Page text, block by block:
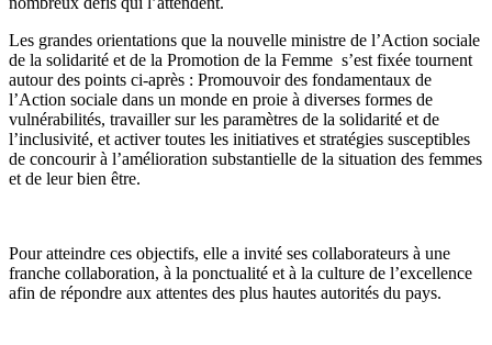
Les grandes orientations que la nouvelle ministre de l’Action sociale
de la solidarité et de la Promotion de la Femme s’est fixée tournent
autour des points ci-après : Promouvoir des fondamentaux de
l’Action sociale dans un monde en proie à diverses formes de
vulnérabilités, travailler sur les paramètres de la solidarité et de
l’inclusivité, et activer toutes les initiatives et stratégies susceptibles
de concourir à l’amélioration substantielle de la situation des femmes
et de leur bien être.
Pour atteindre ces objectifs, elle a invité ses collaborateurs à une
franche collaboration, à la ponctualité et à la culture de l’excellence
afin de répondre aux attentes des plus hautes autorités du pays.